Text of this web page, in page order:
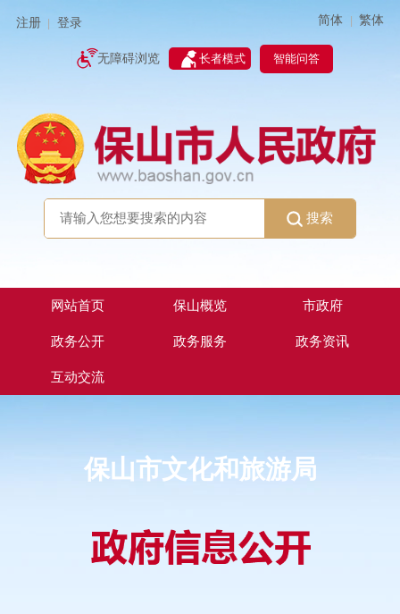
注册 登录 简体 | 繁体
无障碍浏览 长者模式 智能问答
搜索
网站首页 保山概览 市政府
政务公开 政务服务 政务资讯
互动交流
保山市文化和旅游局